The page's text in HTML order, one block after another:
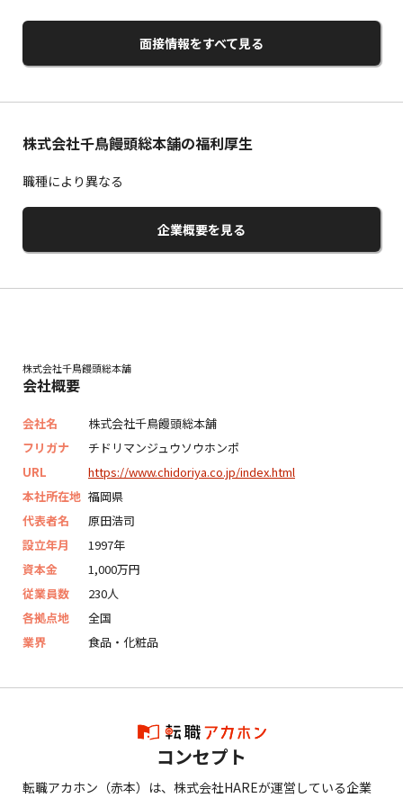
面接情報をすべて見る
株式会社千鳥饅頭総本舗の福利厚生
職種により異なる
企業概要を見る
株式会社千鳥饅頭総本舗
会社概要
会社名
株式会社千鳥饅頭総本舗
フリガナ
チドリマンジュウソウホンポ
URL
https://www.chidoriya.co.jp/index.html
本社所在地 福岡県
代表者名
原田浩司
設立年月
1997年
資本金
1,000万円
従業員数
230人
各拠点地
全国
業界
食品・化粧品
コンセプト
転職アカホン（赤本）は、株式会社HAREが運営している企業